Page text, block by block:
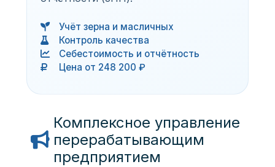
Учёт зерна и масличных
Контроль качества
Себестоимость и отчётность
Цена от 248 200 ₽
Комплексное управление
перерабатывающим
предприятием